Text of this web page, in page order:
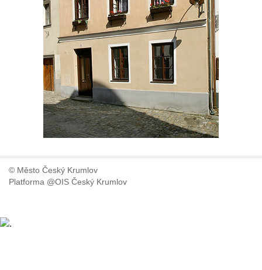
© Město Český Krumlov
Platforma @OIS Český Krumlov